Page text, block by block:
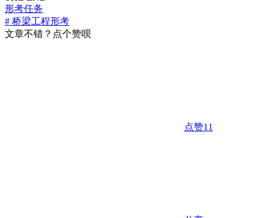
形考任务
# 桥梁工程形考
文章不错？点个赞呗
点赞11